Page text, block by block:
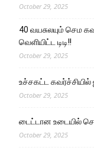
October 29, 2025
40 வயசுலயும் செம
வெளியிட்ட டிடி!!
October 29, 2025
உச்சகட்ட கவர்ச்சியில்
October 29, 2025
டைட்டான உடையில்
October 29, 2025